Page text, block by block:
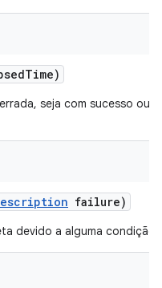
Time)
seja com sucesso ou
failure)
devido a alguma condição